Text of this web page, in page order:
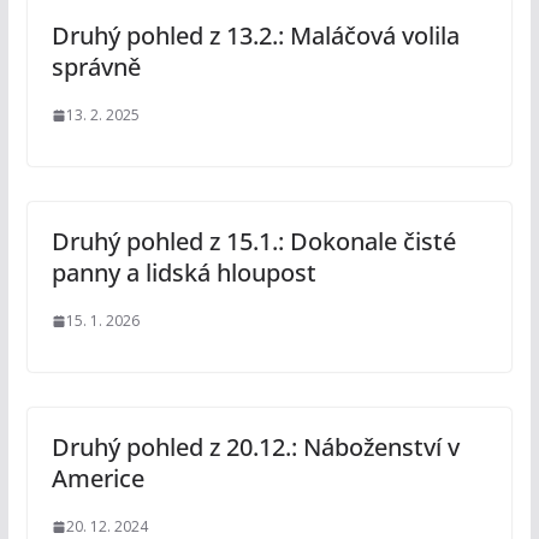
Druhý pohled z 13.2.: Maláčová volila
správně
13. 2. 2025
Druhý pohled z 15.1.: Dokonale čisté
panny a lidská hloupost
15. 1. 2026
Druhý pohled z 20.12.: Náboženství v
Americe
20. 12. 2024